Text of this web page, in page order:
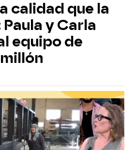
calidad que la
y Carla
equipo de